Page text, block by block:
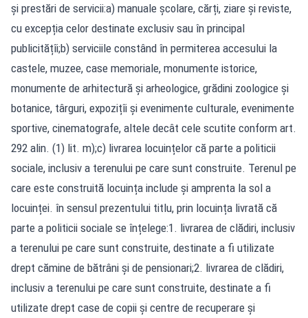
și prestări de servicii:a) manuale școlare, cărți, ziare și reviste,
cu excepția celor destinate exclusiv sau în principal
publicitățîi;b) serviciile constând în permiterea accesului la
castele, muzee, case memoriale, monumente istorice,
monumente de arhitectură și arheologice, grădini zoologice și
botanice, târguri, expozițîi și evenimente culturale, evenimente
sportive, cinematografe, altele decât cele scutite conform art.
292 alin. (1) lit. m);c) livrarea locuințelor că parte a politicii
sociale, inclusiv a terenului pe care sunt construite. Terenul pe
care este construită locuința include și amprenta la sol a
locuinței. în sensul prezentului titlu, prin locuința livrată că
parte a politicii sociale se înțelege:1. livrarea de clădiri, inclusiv
a terenului pe care sunt construite, destinate a fi utilizate
drept cămine de bătrâni și de pensionari;2. livrarea de clădiri,
inclusiv a terenului pe care sunt construite, destinate a fi
utilizate drept case de copii și centre de recuperare și